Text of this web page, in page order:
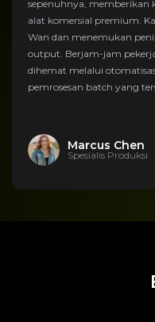
sepenuhnya, memberikan
alat komersial premium.
Wan dan menemukan
output. Berjam-jam
dihemat melalui
pemrosesan batch yang
Marcus Chen
Spesialis Produksi